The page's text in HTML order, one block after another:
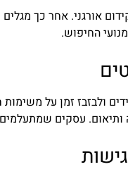
אורגני. אחר כך
החיפוש.
ולבזבז זמן על
ותיאום. עסקים